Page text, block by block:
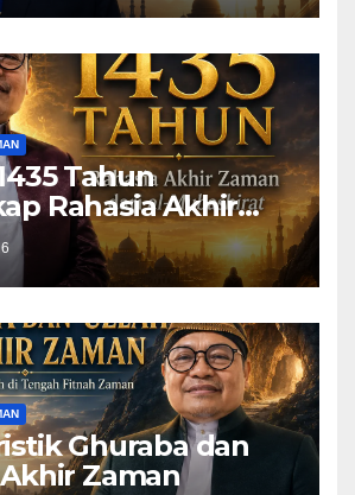
Tahun
Rahasia Akhir
al-Mubashirat
Muhammad
Ghuraba dan
Zaman